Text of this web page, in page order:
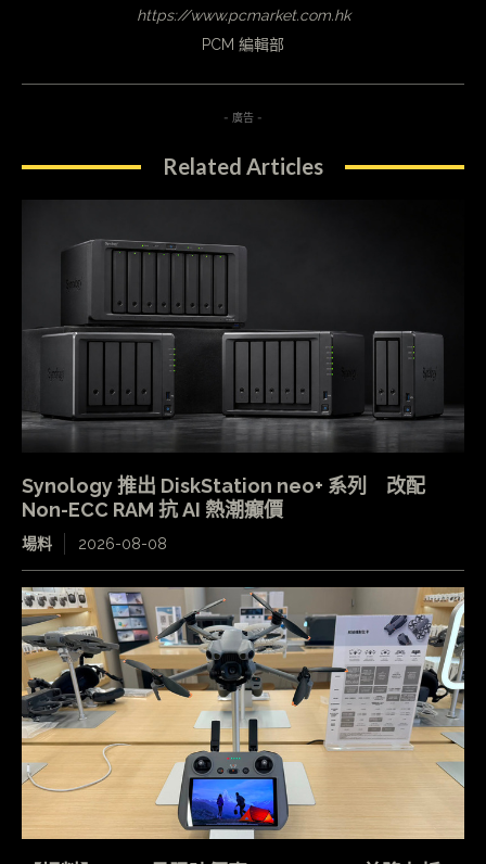
https://www.pcmarket.com.hk
PCM 編輯部
- 廣告 -
Related Articles
Synology 推出 DiskStation neo+ 系列 改配
Non-ECC RAM 抗 AI 熱潮癲價
場料 2026-08-08